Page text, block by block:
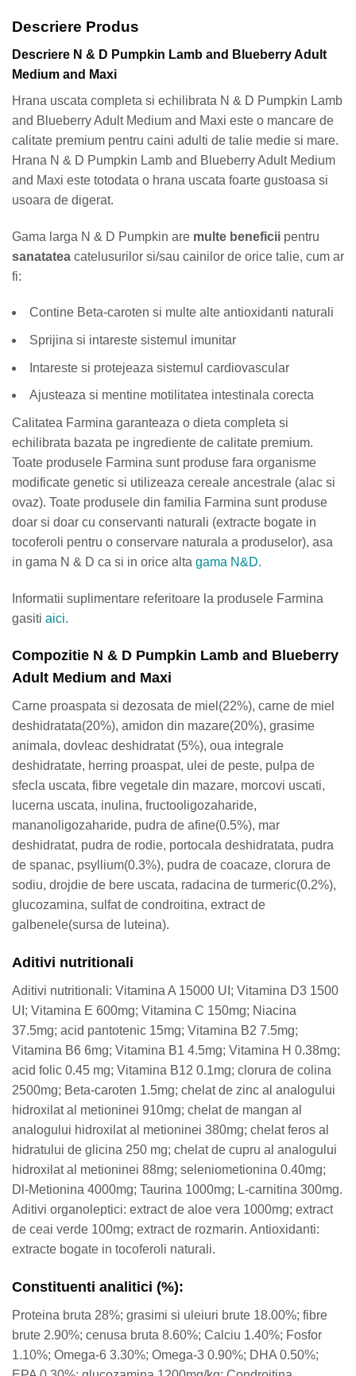
Descriere Produs
Descriere N & D Pumpkin Lamb and Blueberry Adult
Medium and Maxi
Hrana uscata completa si echilibrata N & D Pumpkin Lamb
and Blueberry Adult Medium and Maxi este o mancare de
calitate premium pentru caini adulti de talie medie si mare.
Hrana N & D Pumpkin Lamb and Blueberry Adult Medium
and Maxi este totodata o hrana uscata foarte gustoasa si
usoara de digerat.
Gama larga N & D Pumpkin are multe beneficii pentru
sanatatea catelusurilor si/sau cainilor de orice talie, cum ar
fi:
Contine Beta-caroten si multe alte antioxidanti naturali
Sprijina si intareste sistemul imunitar
Intareste si protejeaza sistemul cardiovascular
Ajusteaza si mentine motilitatea intestinala corecta
Calitatea Farmina garanteaza o dieta completa si
echilibrata bazata pe ingrediente de calitate premium.
Toate produsele Farmina sunt produse fara organisme
modificate genetic si utilizeaza cereale ancestrale (alac si
ovaz). Toate produsele din familia Farmina sunt produse
doar si doar cu conservanti naturali (extracte bogate in
tocoferoli pentru o conservare naturala a produselor), asa
in gama N & D ca si in orice alta gama N&D.
Informatii suplimentare referitoare la produsele Farmina
gasiti aici.
Compozitie N & D Pumpkin Lamb and Blueberry
Adult Medium and Maxi
Carne proaspata si dezosata de miel(22%), carne de miel
deshidratata(20%), amidon din mazare(20%), grasime
animala, dovleac deshidratat (5%), oua integrale
deshidratate, herring proaspat, ulei de peste, pulpa de
sfecla uscata, fibre vegetale din mazare, morcovi uscati,
lucerna uscata, inulina, fructooligozaharide,
mananoligozaharide, pudra de afine(0.5%), mar
deshidratat, pudra de rodie, portocala deshidratata, pudra
de spanac, psyllium(0.3%), pudra de coacaze, clorura de
sodiu, drojdie de bere uscata, radacina de turmeric(0.2%),
glucozamina, sulfat de condroitina, extract de
galbenele(sursa de luteina).
Aditivi nutritionali
Aditivi nutritionali: Vitamina A 15000 UI; Vitamina D3 1500
UI; Vitamina E 600mg; Vitamina C 150mg; Niacina
37.5mg; acid pantotenic 15mg; Vitamina B2 7.5mg;
Vitamina B6 6mg; Vitamina B1 4.5mg; Vitamina H 0.38mg;
acid folic 0.45 mg; Vitamina B12 0.1mg; clorura de colina
2500mg; Beta-caroten 1.5mg; chelat de zinc al analogului
hidroxilat al metioninei 910mg; chelat de mangan al
analogului hidroxilat al metioninei 380mg; chelat feros al
hidratului de glicina 250 mg; chelat de cupru al analogului
hidroxilat al metioninei 88mg; seleniometionina 0.40mg;
Dl-Metionina 4000mg; Taurina 1000mg; L-carnitina 300mg.
Aditivi organoleptici: extract de aloe vera 1000mg; extract
de ceai verde 100mg; extract de rozmarin. Antioxidanti:
extracte bogate in tocoferoli naturali.
Constituenti analitici (%):
Proteina bruta 28%; grasimi si uleiuri brute 18.00%; fibre
brute 2.90%; cenusa bruta 8.60%; Calciu 1.40%; Fosfor
1.10%; Omega-6 3.30%; Omega-3 0.90%; DHA 0.50%;